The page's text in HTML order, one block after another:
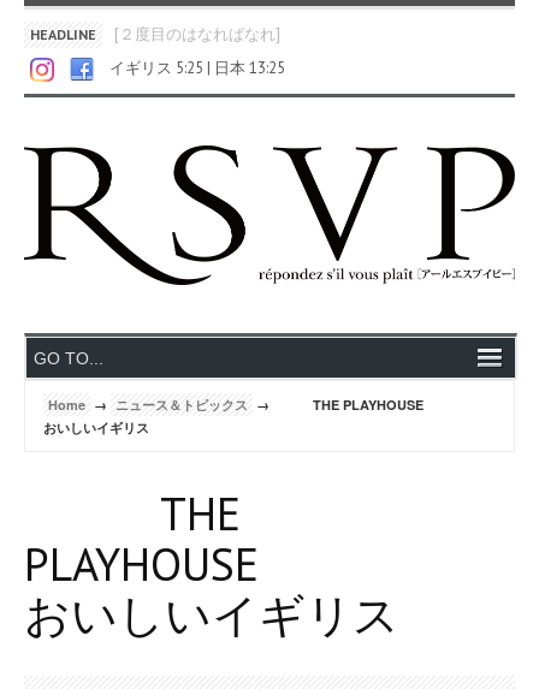
HEADLINE
[２度目のはなればなれ]
イギリス 5:25 | 日本 13:25
Home → ニュース＆トピックス → THE PLAYHOUSE
おいしいイギリス
THE
PLAYHOUSE
おいしいイギリス